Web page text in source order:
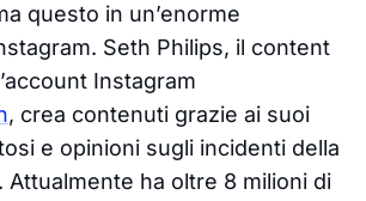
questo in un’enorme
Seth Philips, il content
Instagram
, crea contenuti grazie ai suoi
e opinioni sugli incidenti della
Attualmente ha oltre 8 milioni di